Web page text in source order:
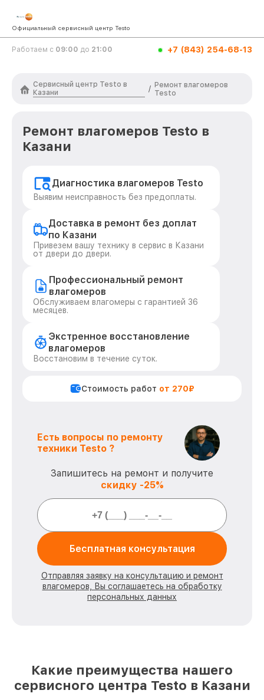
Официальный сервисный центр Testo
Работаем с 09:00 до 21:00 +7 (843) 254-68-13
Сервисный центр Testo в
Казани
/ Ремонт влагомеров
Testo
Ремонт влагомеров Testo в
Казани
Диагностика влагомеров Testo
Выявим неисправность без предоплаты.
Доставка в ремонт без доплат
по Казани
Привезем вашу технику в сервис в Казани
от двери до двери.
Профессиональный ремонт
влагомеров
Обслуживаем влагомеры с гарантией 36
месяцев.
Экстренное восстановление
влагомеров
Восстановим в течение суток.
Стоимость работ от 270₽
Есть вопросы по ремонту
техники Testo ?
Запишитесь на ремонт и получите
скидку -25%
Бесплатная консультация
Отправляя заявку на консультацию и ремонт
влагомеров, Вы соглашаетесь на обработку
персональных данных
Какие преимущества нашего
сервисного центра Testo в Казани